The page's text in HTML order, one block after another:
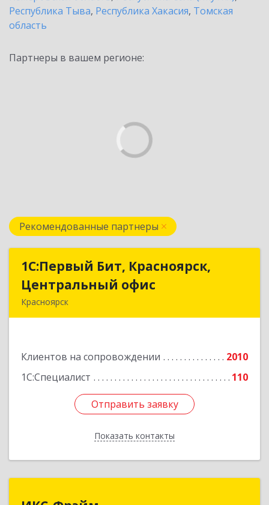
Республика Тыва, Республика Хакасия, Томская
область
Партнеры в вашем регионе:
Рекомендованные партнеры
1С:Первый Бит, Красноярск,
Центральный офис
Красноярск
Клиентов на сопровождении
2010
1С:Специалист
110
Отправить заявку
Показать контакты
1С:Первый Бит, Красноярск,
Центральный офис
Подробнее
Отправить заявку
Назад